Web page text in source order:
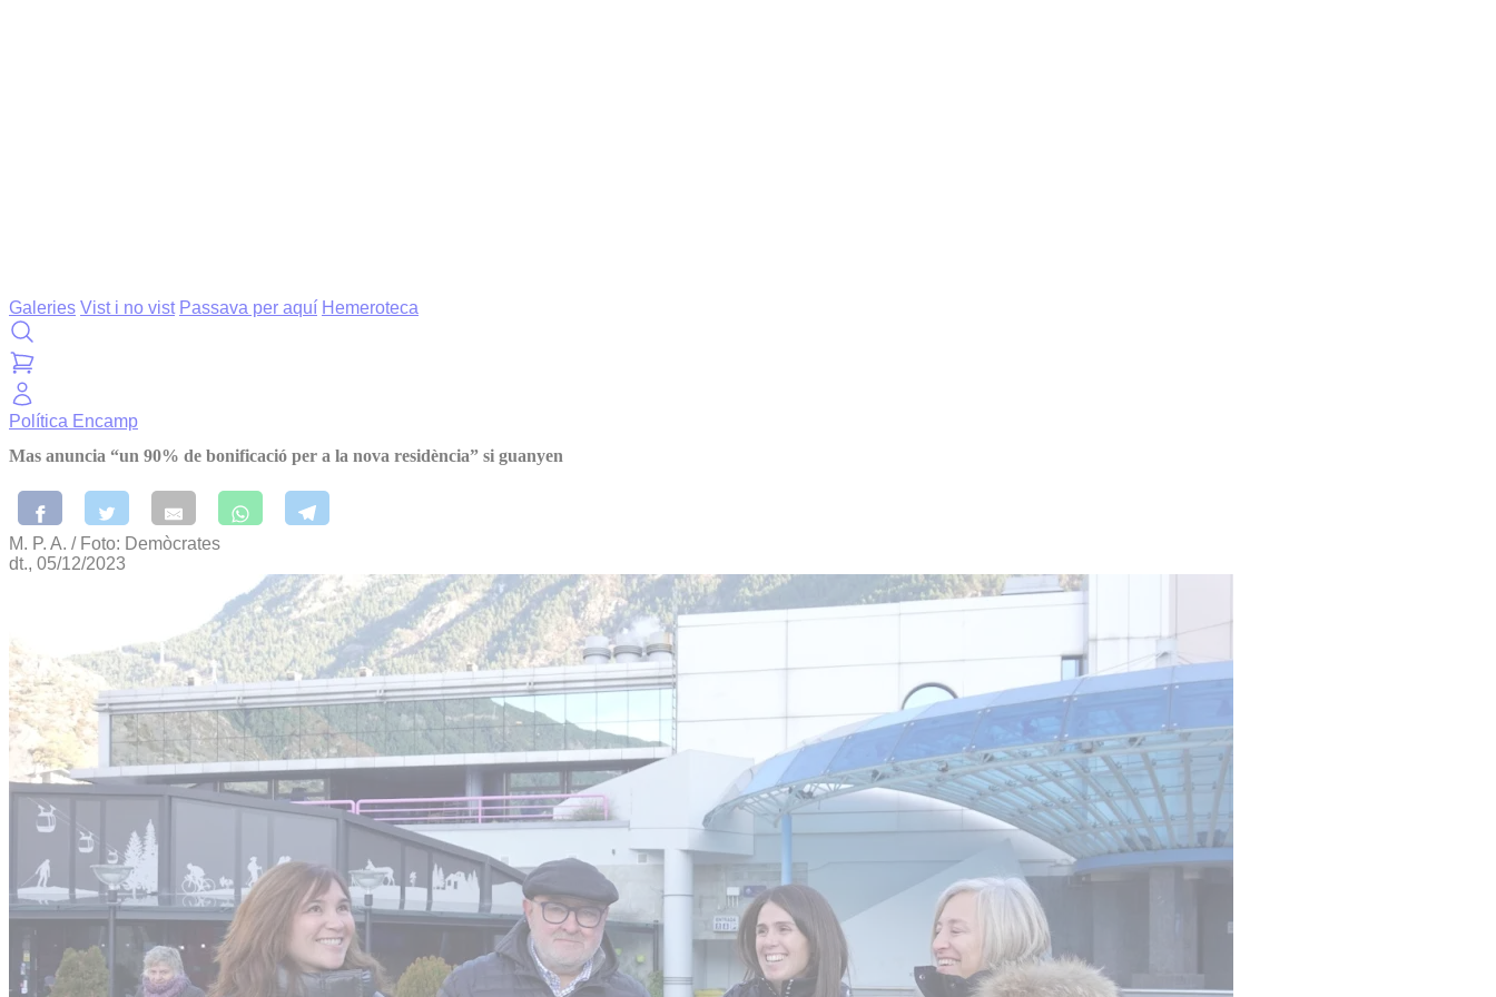
Galeries Vist i no vist Passava per aquí Hemeroteca
Política Encamp
Mas anuncia “un 90% de bonificació per a la nova residència” si guanyen
M. P. A. / Foto: Demòcrates
dt., 05/12/2023